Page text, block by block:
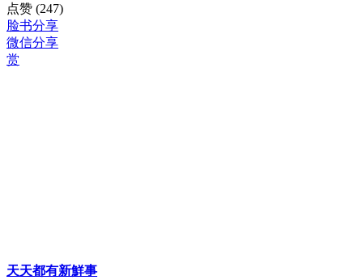
点赞 (247)
脸书分享
微信分享
赏
天天都有新鮮事